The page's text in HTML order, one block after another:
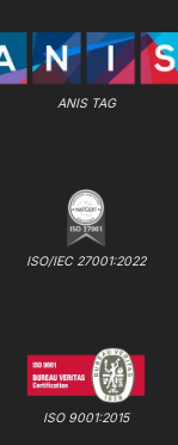
ANIS TAG
ISO/IEC 27001:2022
ISO 9001:2015